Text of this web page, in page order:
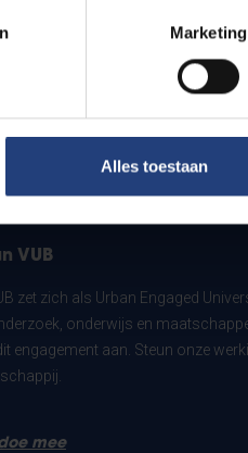
Marketing
Alles toestaan
VUB
zet zich als Urban Engaged
onderwijs en
engagement aan. Steun onze
mee